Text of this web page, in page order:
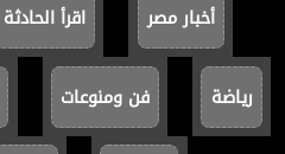
أخبار مصر اقرأ الحادثة
رياضة فن ومنوعات